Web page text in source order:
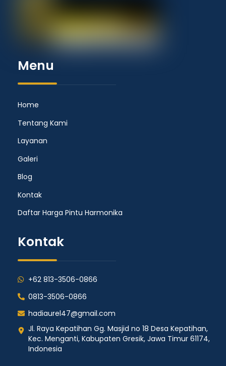
Menu
Home
Tentang Kami
Layanan
Galeri
Blog
Kontak
Daftar Harga Pintu Harmonika
Kontak
+62 813-3506-0866
0813-3506-0866
hadiaurel47@gmail.com
Jl. Raya Kepatihan Gg. Masjid no 18 Desa Kepatihan,
Kec. Menganti, Kabupaten Gresik, Jawa Timur 61174,
Indonesia